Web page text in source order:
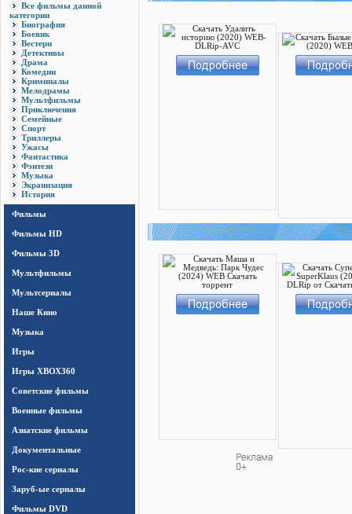
Все фильмы данной
категории
Биография
Боевик
Вестерн
Детективы
Драма
Комедии
Криминалы
Мелодрамы
Мультфильмы
Приключения
Семейные
Спорт
Триллеры
Ужасы
Фантастика
Фэнтези
Музыка
Экранизация
История
Фильмы
Фильмы HD
Фильмы 3D
Мультфильмы
Мультсериалы
Наше Кино
Музыка
Игры
Игры ХВОХ360
Cоветские фильмы
Военные фильмы
Азиатские фильмы
Документальные
Рос-кие сериалы
Заруб-ые сериалы
Фильмы DVD